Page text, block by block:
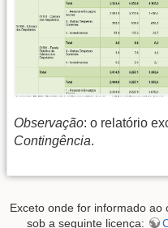
Observação: o relatório
Contingência.
Exceto onde for informado ao
sob a seguinte licença: